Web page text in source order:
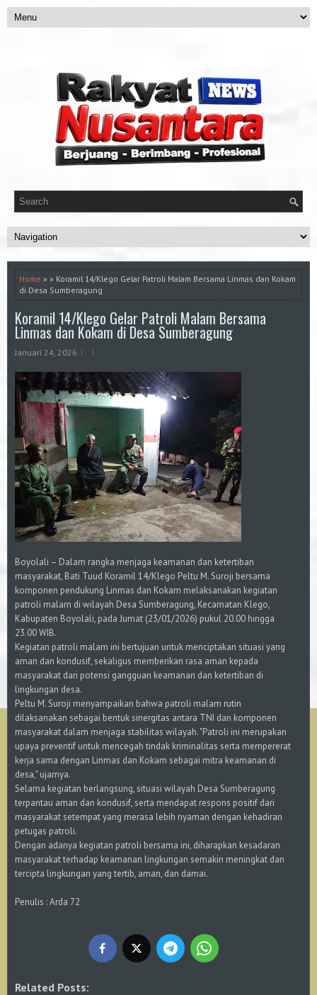
Home » » Koramil 14/Klego Gelar Patroli Malam Bersama Linmas dan Kokam
di Desa Sumberagung
Koramil 14/Klego Gelar Patroli Malam Bersama
Linmas dan Kokam di Desa Sumberagung
Januari 24, 2026
Boyolali – Dalam rangka menjaga keamanan dan ketertiban
masyarakat, Bati Tuud Koramil 14/Klego Peltu M. Suroji bersama
komponen pendukung Linmas dan Kokam melaksanakan kegiatan
patroli malam di wilayah Desa Sumberagung, Kecamatan Klego,
Kabupaten Boyolali, pada Jumat (23/01/2026) pukul 20.00 hingga
23.00 WIB.
Kegiatan patroli malam ini bertujuan untuk menciptakan situasi yang
aman dan kondusif, sekaligus memberikan rasa aman kepada
masyarakat dari potensi gangguan keamanan dan ketertiban di
lingkungan desa.
Peltu M. Suroji menyampaikan bahwa patroli malam rutin
dilaksanakan sebagai bentuk sinergitas antara TNI dan komponen
masyarakat dalam menjaga stabilitas wilayah. "Patroli ini merupakan
upaya preventif untuk mencegah tindak kriminalitas serta mempererat
kerja sama dengan Linmas dan Kokam sebagai mitra keamanan di
desa," ujarnya.
Selama kegiatan berlangsung, situasi wilayah Desa Sumberagung
terpantau aman dan kondusif, serta mendapat respons positif dari
masyarakat setempat yang merasa lebih nyaman dengan kehadiran
petugas patroli.
Dengan adanya kegiatan patroli bersama ini, diharapkan kesadaran
masyarakat terhadap keamanan lingkungan semakin meningkat dan
tercipta lingkungan yang tertib, aman, dan damai.
Penulis : Arda 72
Related Posts: